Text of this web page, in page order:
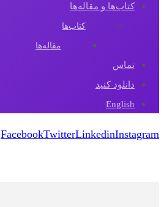
کتاب‌ها و مقاله‌ها
کتاب‌ها
مقاله‌ها
تماس
دانلود کنید
English
FacebookTwitterLinkedinInstagram